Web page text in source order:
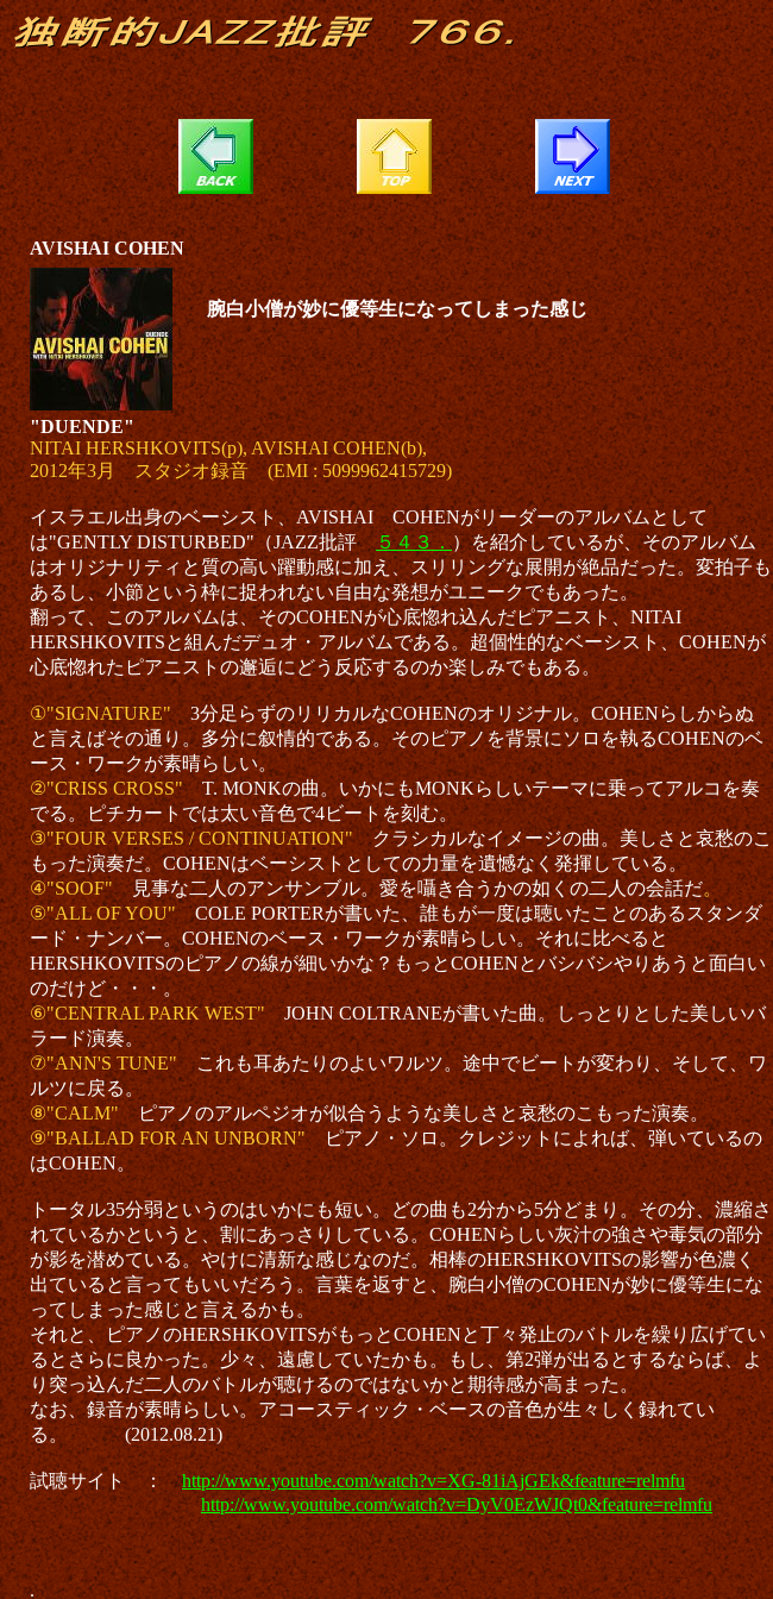
AVISHAI COHEN
腕白小僧が妙に優等生になってしまった感じ
"DUENDE"
NITAI HERSHKOVITS(p), AVISHAI COHEN(b),
2012年3月 スタジオ録音 (EMI : 5099962415729)
イスラエル出身のベーシスト、AVISHAI COHENがリーダーのアルバムとして
は"GENTLY DISTURBED"（JAZZ批評５４３．）を紹介しているが、そのアルバム
はオリジナリティと質の高い躍動感に加え、スリリングな展開が絶品だった。変拍子も
あるし、小節という枠に捉われない自由な発想がユニークでもあった。
翻って、このアルバムは、そのCOHENが心底惚れ込んだピアニスト、NITAI
HERSHKOVITSと組んだデュオ・アルバムである。超個性的なベーシスト、COHENが
心底惚れたピアニストの邂逅にどう反応するのか楽しみでもある。
①"SIGNATURE"3分足らずのリリカルなCOHENのオリジナル。COHENらしからぬ
と言えばその通り。多分に叙情的である。そのピアノを背景にソロを執るCOHENのベ
ース・ワークが素晴らしい。
②"CRISS CROSS"T. MONKの曲。いかにもMONKらしいテーマに乗ってアルコを奏
でる。ピチカートでは太い音色で4ビートを刻む。
③"FOUR VERSES / CONTINUATION"クラシカルなイメージの曲。美しさと哀愁のこ
もった演奏だ。COHENはベーシストとしての力量を遺憾なく発揮している。
④"SOOF"見事な二人のアンサンブル。愛を囁き合うかの如くの二人の会話だ。
⑤"ALL OF YOU"COLE PORTERが書いた、誰もが一度は聴いたことのあるスタンダ
ード・ナンバー。COHENのベース・ワークが素晴らしい。それに比べると
HERSHKOVITSのピアノの線が細いかな？もっとCOHENとバシバシやりあうと面白い
のだけど・・・。
⑥"CENTRAL PARK WEST"JOHN COLTRANEが書いた曲。しっとりとした美しいバ
ラード演奏。
⑦"ANN'S TUNE"これも耳あたりのよいワルツ。途中でビートが変わり、そして、ワ
ルツに戻る。
⑧"CALM"ピアノのアルペジオが似合うような美しさと哀愁のこもった演奏。
⑨"BALLAD FOR AN UNBORN"ピアノ・ソロ。クレジットによれば、弾いているの
はCOHEN。
トータル35分弱というのはいかにも短い。どの曲も2分から5分どまり。その分、濃縮さ
れているかというと、割にあっさりしている。COHENらしい灰汁の強さや毒気の部分
が影を潜めている。やけに清新な感じなのだ。相棒のHERSHKOVITSの影響が色濃く
出ていると言ってもいいだろう。言葉を返すと、腕白小僧のCOHENが妙に優等生にな
ってしまった感じと言えるかも。
それと、ピアノのHERSHKOVITSがもっとCOHENと丁々発止のバトルを繰り広げてい
るとさらに良かった。少々、遠慮していたかも。もし、第2弾が出るとするならば、よ
り突っ込んだ二人のバトルが聴けるのではないかと期待感が高まった。
なお、録音が素晴らしい。アコースティック・ベースの音色が生々しく録れてい
る。 (2012.08.21)
試聴サイト ：http://www.youtube.com/watch?v=XG-81iAjGEk&feature=relmfu
http://www.youtube.com/watch?v=DyV0EzWJQt0&feature=relmfu
.